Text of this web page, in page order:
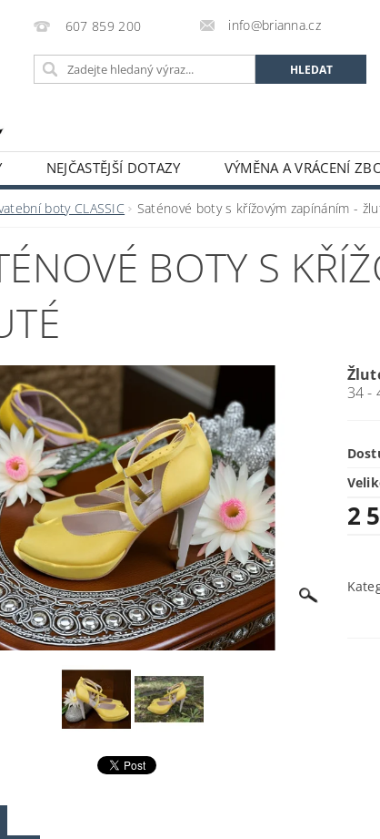
607 859 200 info@brianna.cz
NEJČASTĚJŠÍ DOTAZY VÝMĚNA A VRÁCENÍ
boty CLASSIC Saténové boty s křížovým zapínáním -
BOTY S
34 -
2